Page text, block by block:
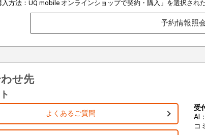
入方法：UQ mobile オンラインショップで契約・購入」を選択され
予約情報照
せ先
よくあるご質問
受
AI
コ